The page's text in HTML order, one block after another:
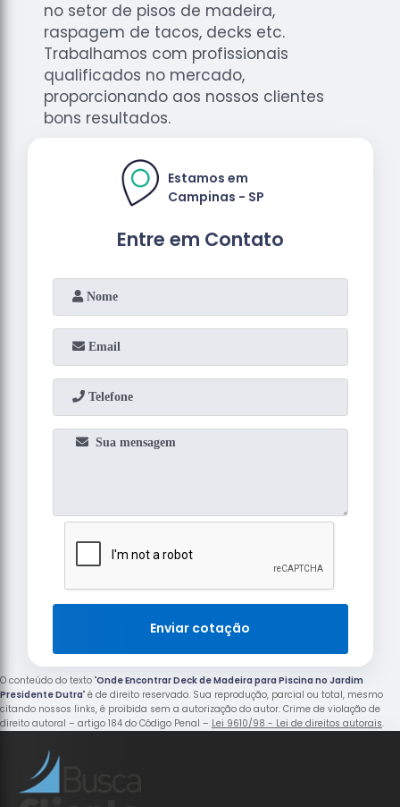
no setor de pisos de madeira,
raspagem de tacos, decks etc.
Trabalhamos com profissionais
qualificados no mercado,
proporcionando aos nossos clientes
bons resultados.
Entre em Contato
Estamos em
Campinas - SP
Enviar cotação
O conteúdo do texto "Onde Encontrar Deck de Madeira para Piscina no Jardim
Presidente Dutra" é de direito reservado. Sua reprodução, parcial ou total, mesmo
citando nossos links, é proibida sem a autorização do autor. Crime de violação de
direito autoral – artigo 184 do Código Penal – Lei 9610/98 - Lei de direitos autorais.